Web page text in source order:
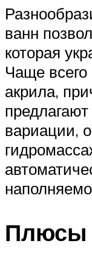
ванн
которая
Чаще всего
акрила,
вариации,
Плюсы